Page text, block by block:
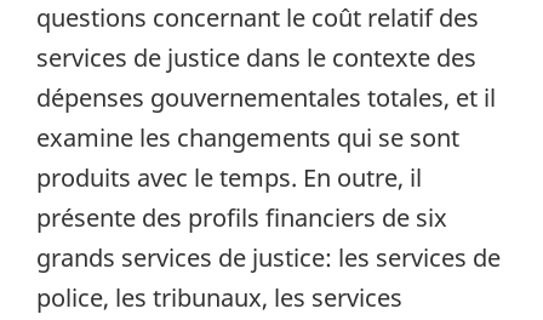
questions concernant le coût relatif des
services de justice dans le contexte des
dépenses gouvernementales totales, et il
examine les changements qui se sont
produits avec le temps. En outre, il
présente des profils financiers de six
grands services de justice: les services de
police, les tribunaux, les services